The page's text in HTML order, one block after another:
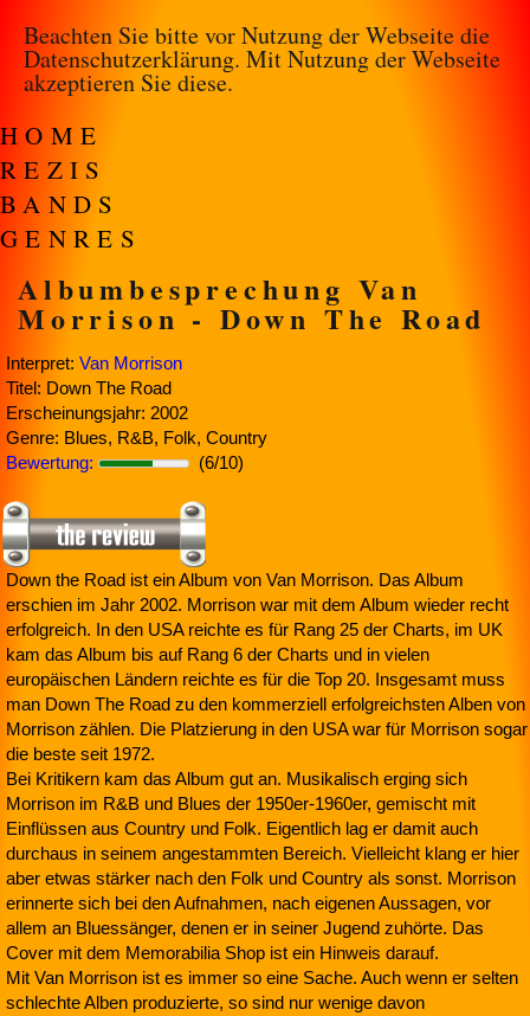
Beachten Sie bitte vor Nutzung der Webseite die
Datenschutzerklärung. Mit Nutzung der Webseite
akzeptieren Sie diese.
HOME
REZIS
BANDS
GENRES
Albumbesprechung Van
Morrison - Down The Road
Interpret: Van Morrison
Titel: Down The Road
Erscheinungsjahr: 2002
Genre: Blues, R&B, Folk, Country
Bewertung:
(6/10)
Down the Road ist ein Album von Van Morrison. Das Album
erschien im Jahr 2002. Morrison war mit dem Album wieder recht
erfolgreich. In den USA reichte es für Rang 25 der Charts, im UK
kam das Album bis auf Rang 6 der Charts und in vielen
europäischen Ländern reichte es für die Top 20. Insgesamt muss
man Down The Road zu den kommerziell erfolgreichsten Alben von
Morrison zählen. Die Platzierung in den USA war für Morrison sogar
die beste seit 1972.
Bei Kritikern kam das Album gut an. Musikalisch erging sich
Morrison im R&B und Blues der 1950er-1960er, gemischt mit
Einflüssen aus Country und Folk. Eigentlich lag er damit auch
durchaus in seinem angestammten Bereich. Vielleicht klang er hier
aber etwas stärker nach den Folk und Country als sonst. Morrison
erinnerte sich bei den Aufnahmen, nach eigenen Aussagen, vor
allem an Bluessänger, denen er in seiner Jugend zuhörte. Das
Cover mit dem Memorabilia Shop ist ein Hinweis darauf.
Mit Van Morrison ist es immer so eine Sache. Auch wenn er selten
schlechte Alben produzierte, so sind nur wenige davon